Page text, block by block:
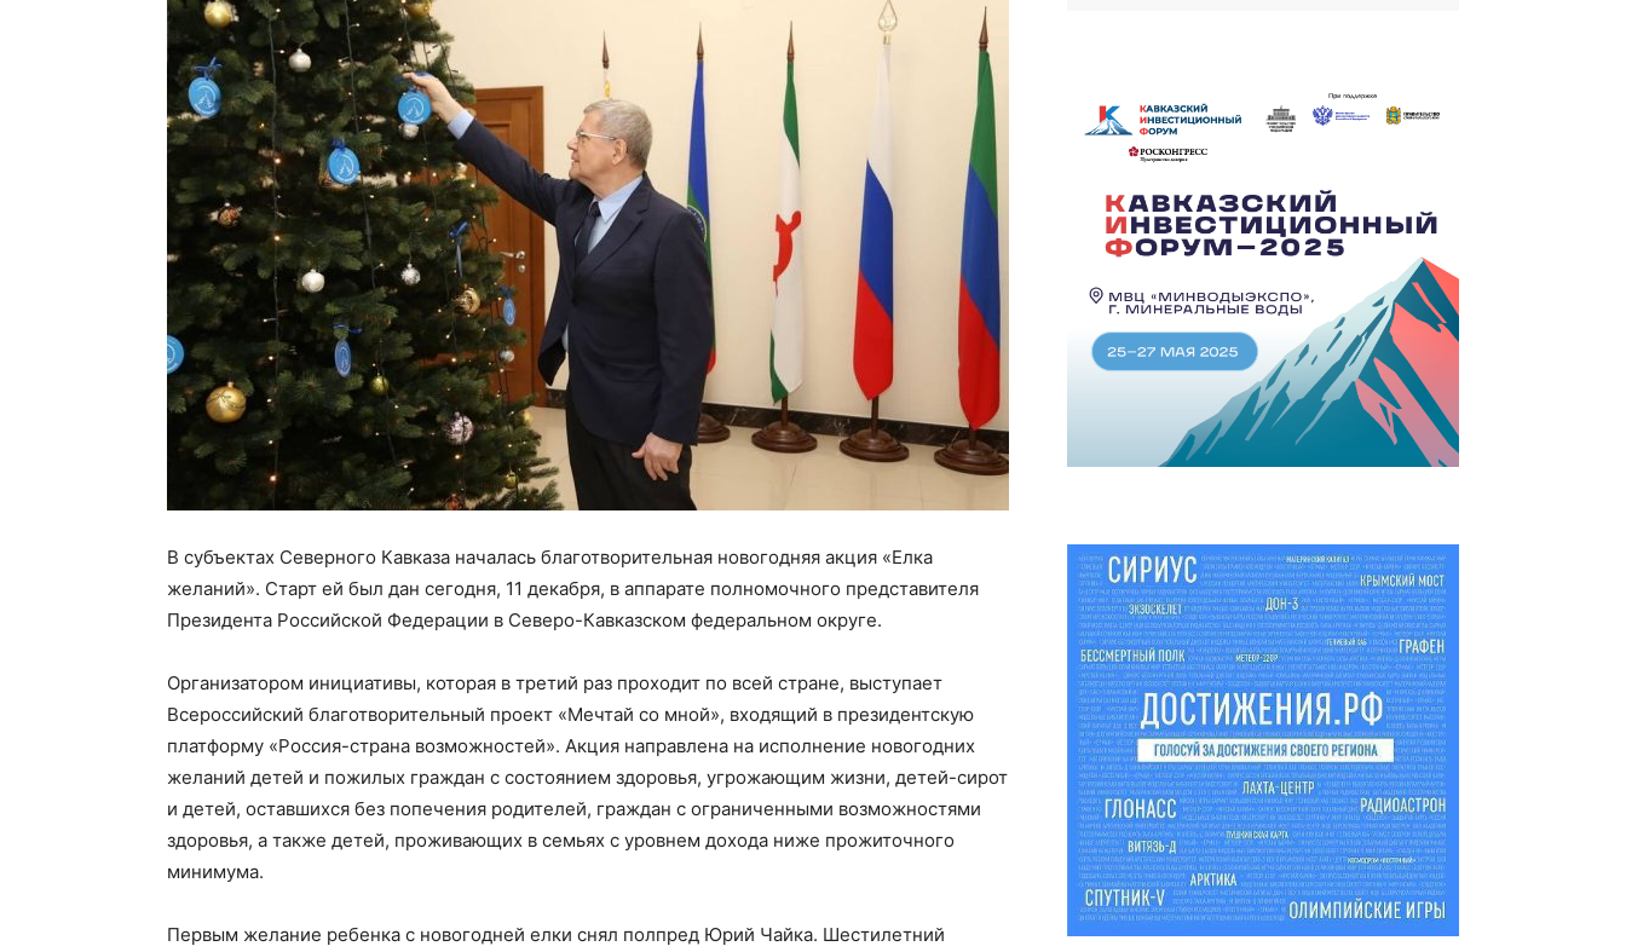
В субъектах Северного Кавказа началась благотворительная новогодняя акция «Елка
желаний». Старт ей был дан сегодня, 11 декабря, в аппарате полномочного представителя
Президента Российской Федерации в Северо-Кавказском федеральном округе.
Организатором инициативы, которая в третий раз проходит по всей стране, выступает
Всероссийский благотворительный проект «Мечтай со мной», входящий в президентскую
платформу «Россия-страна возможностей». Акция направлена на исполнение новогодних
желаний детей и пожилых граждан с состоянием здоровья, угрожающим жизни, детей-сирот
и детей, оставшихся без попечения родителей, граждан с ограниченными возможностями
здоровья, а также детей, проживающих в семьях с уровнем дохода ниже прожиточного
минимума.
Первым желание ребенка с новогодней елки снял полпред Юрий Чайка. Шестилетний